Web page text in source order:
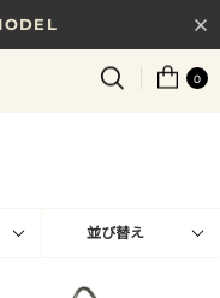
以上で送料無料
しいギフトガイド
0
並び替え